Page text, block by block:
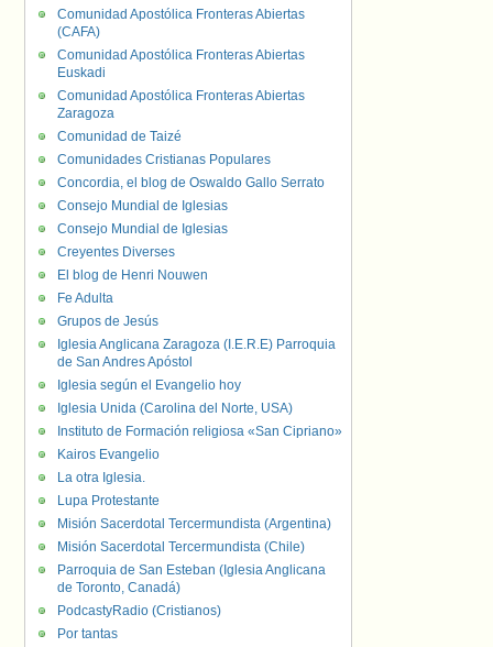
Comunidad Apostólica Fronteras Abiertas
(CAFA)
Comunidad Apostólica Fronteras Abiertas
Euskadi
Comunidad Apostólica Fronteras Abiertas
Zaragoza
Comunidad de Taizé
Comunidades Cristianas Populares
Concordia, el blog de Oswaldo Gallo Serrato
Consejo Mundial de Iglesias
Consejo Mundial de Iglesias
Creyentes Diverses
El blog de Henri Nouwen
Fe Adulta
Grupos de Jesús
Iglesia Anglicana Zaragoza (I.E.R.E) Parroquia
de San Andres Apóstol
Iglesia según el Evangelio hoy
Iglesia Unida (Carolina del Norte, USA)
Instituto de Formación religiosa «San Cipriano»
Kairos Evangelio
La otra Iglesia.
Lupa Protestante
Misión Sacerdotal Tercermundista (Argentina)
Misión Sacerdotal Tercermundista (Chile)
Parroquia de San Esteban (Iglesia Anglicana
de Toronto, Canadá)
PodcastyRadio (Cristianos)
Por tantas